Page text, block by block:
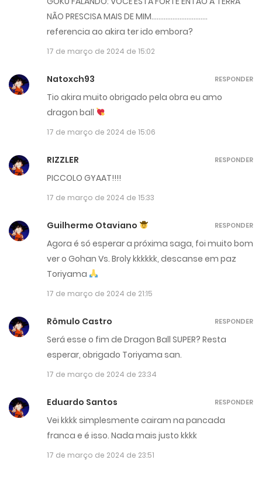
NÃO PRESCISA MAIS DE MIM…………………………..
referencia ao akira ter ido embora?
17 de março de 2024 de 15:02
Natoxch93
Tio akira muito obrigado pela obra eu amo
dragon ball
17 de março de 2024 de 15:06
RESPONDER
RIZZLER
PICCOLO GYAAT!!!!
17 de março de 2024 de 15:33
RESPONDER
Guilherme Otaviano
Agora é só esperar a próxima saga, foi muito bom
ver o Gohan Vs. Broly kkkkkk, descanse em paz
Toriyama
17 de março de 2024 de 21:15
RESPONDER
Rômulo Castro
Será esse o fim de Dragon Ball SUPER? Resta
esperar, obrigado Toriyama san.
17 de março de 2024 de 23:34
RESPONDER
Eduardo Santos
Vei kkkk simplesmente cairam na pancada
franca e é isso. Nada mais justo kkkk
17 de março de 2024 de 23:51
RESPONDER